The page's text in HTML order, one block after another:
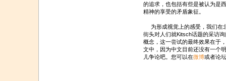
的追求，也包括有些是被认为是
精神的享受的矛盾象征。
为形成视觉上的感受，我们在
街头对人们就Kitsch话题的采访
概念，这一尝试的最终效果在于
文中，因为中文目前还没有一个
儿争论吧。您可以在微博或者论